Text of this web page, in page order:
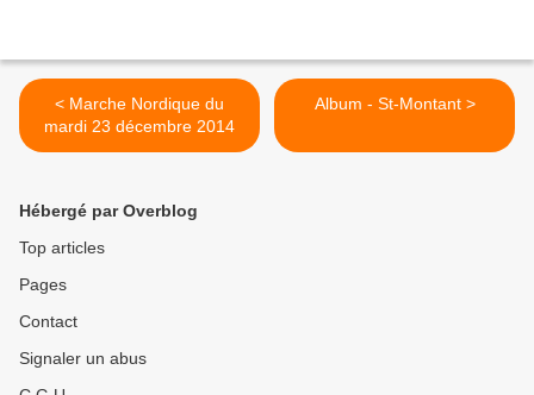
< Marche Nordique du
mardi 23 décembre 2014
Album - St-Montant >
Hébergé par Overblog
Top articles
Pages
Contact
Signaler un abus